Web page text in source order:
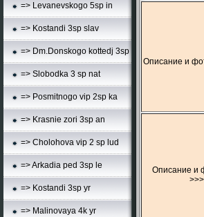
=> Levanevskogo 5sp in
=> Kostandi 3sp slav
=> Dm.Donskogo kottedj 3sp
=> Slobodka 3 sp nat
=> Posmitnogo vip 2sp ka
=> Krasnie zori 3sp an
=> Cholohova vip 2 sp lud
=> Arkadia ped 3sp le
=> Kostandi 3sp yr
=> Malinovaya 4k yr
Описание и
Описание и
>>>